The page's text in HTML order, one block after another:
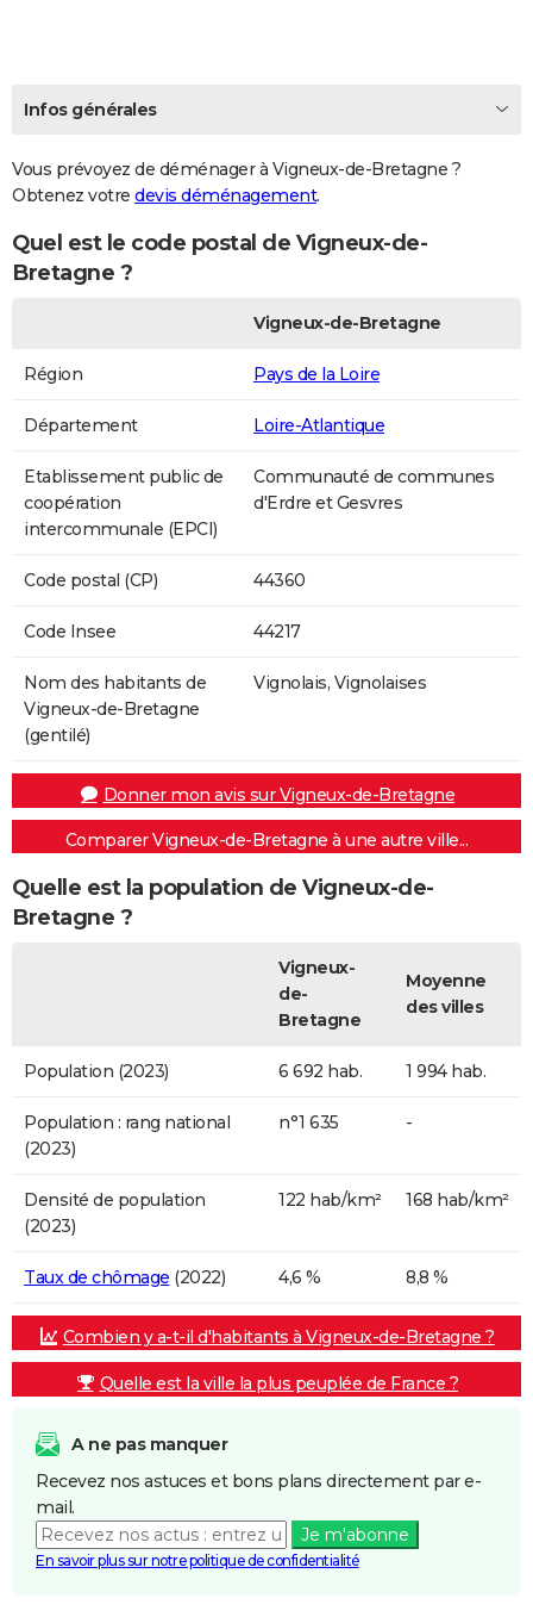
Infos générales
Vous prévoyez de déménager à Vigneux-de-Bretagne ?
Obtenez votre devis déménagement.
Quel est le code postal de Vigneux-de-
Bretagne ?
Vigneux-de-Bretagne
Région Pays de la Loire
Département Loire-Atlantique
Etablissement public de
coopération
intercommunale (EPCI)
Communauté de communes
d'Erdre et Gesvres
Code postal (CP) 44360
Code Insee 44217
Nom des habitants de
Vigneux-de-Bretagne
(gentilé)
Vignolais, Vignolaises
Donner mon avis sur Vigneux-de-Bretagne
Comparer Vigneux-de-Bretagne à une autre ville...
Quelle est la population de Vigneux-de-
Bretagne ?
Vigneux-
de-
Bretagne
Moyenne
des villes
Population (2023) 6 692 hab. 1 994 hab.
Population : rang national
(2023)
n°1 635 -
Densité de population
(2023)
122 hab/km² 168 hab/km²
Taux de chômage (2022) 4,6 % 8,8 %
Combien y a-t-il d'habitants à Vigneux-de-Bretagne ?
Quelle est la ville la plus peuplée de France ?
A ne pas manquer
Recevez nos astuces et bons plans directement par e-
mail.
Je m'abonne
En savoir plus sur notre politique de confidentialité